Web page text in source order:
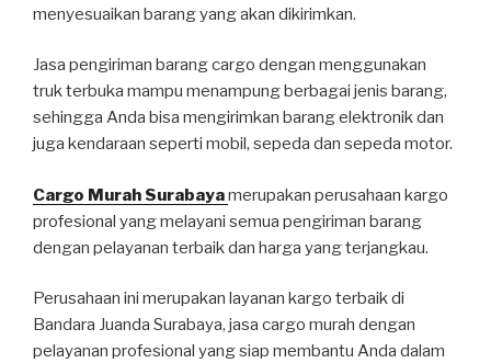
menyesuaikan barang yang akan dikirimkan.
Jasa pengiriman barang cargo dengan menggunakan
truk terbuka mampu menampung berbagai jenis barang,
sehingga Anda bisa mengirimkan barang elektronik dan
juga kendaraan seperti mobil, sepeda dan sepeda motor.
Cargo Murah Surabayamerupakan perusahaan kargo
profesional yang melayani semua pengiriman barang
dengan pelayanan terbaik dan harga yang terjangkau.
Perusahaan ini merupakan layanan kargo terbaik di
Bandara Juanda Surabaya, jasa cargo murah dengan
pelayanan profesional yang siap membantu Anda dalam